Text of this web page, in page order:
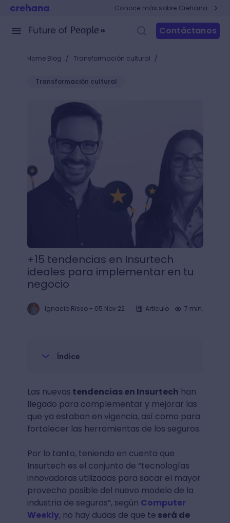
Conoce más sobre Crehana
Contáctanos
Home Blog / Transformación cultural /
Transformación cultural
+15 tendencias en Insurtech ideales para
+15 tendencias en Insurtech
ideales para implementar en tu
negocio
Ignacio Risso- 05 Nov 22 Articulo 7 min.
Índice
Las nuevas tendencias en Insurtech han
llegado para complementar y mejorar las
que ya estaban en vigencia, así como para
fortalecer las herramientas de los seguros.
Por lo tanto, teniendo en cuenta que
Insurtech es el conjunto de “tecnologías
innovadoras utilizadas para sacar el mayor
provecho posible del nuevo modelo de la
industria de seguros”, según Computer
Weekly, no hay dudas de que te será de